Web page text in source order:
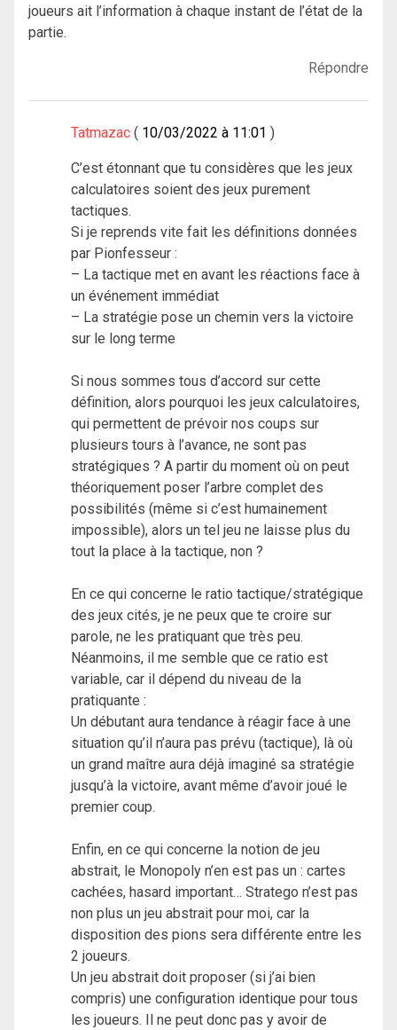
joueurs ait l’information à chaque instant de l’état de la
partie.
Répondre
Tatmazac 10/03/2022 à 11:01
C’est étonnant que tu considères que les jeux
calculatoires soient des jeux purement
tactiques.
Si je reprends vite fait les définitions données
par Pionfesseur :
– La tactique met en avant les réactions face à
un événement immédiat
– La stratégie pose un chemin vers la victoire
sur le long terme
Si nous sommes tous d’accord sur cette
définition, alors pourquoi les jeux calculatoires,
qui permettent de prévoir nos coups sur
plusieurs tours à l’avance, ne sont pas
stratégiques ? A partir du moment où on peut
théoriquement poser l’arbre complet des
possibilités (même si c’est humainement
impossible), alors un tel jeu ne laisse plus du
tout la place à la tactique, non ?
En ce qui concerne le ratio tactique/stratégique
des jeux cités, je ne peux que te croire sur
parole, ne les pratiquant que très peu.
Néanmoins, il me semble que ce ratio est
variable, car il dépend du niveau de la
pratiquante :
Un débutant aura tendance à réagir face à une
situation qu’il n’aura pas prévu (tactique), là où
un grand maître aura déjà imaginé sa stratégie
jusqu’à la victoire, avant même d’avoir joué le
premier coup.
Enfin, en ce qui concerne la notion de jeu
abstrait, le Monopoly n’en est pas un : cartes
cachées, hasard important… Stratego n’est pas
non plus un jeu abstrait pour moi, car la
disposition des pions sera différente entre les
2 joueurs.
Un jeu abstrait doit proposer (si j’ai bien
compris) une configuration identique pour tous
les joueurs. Il ne peut donc pas y avoir de